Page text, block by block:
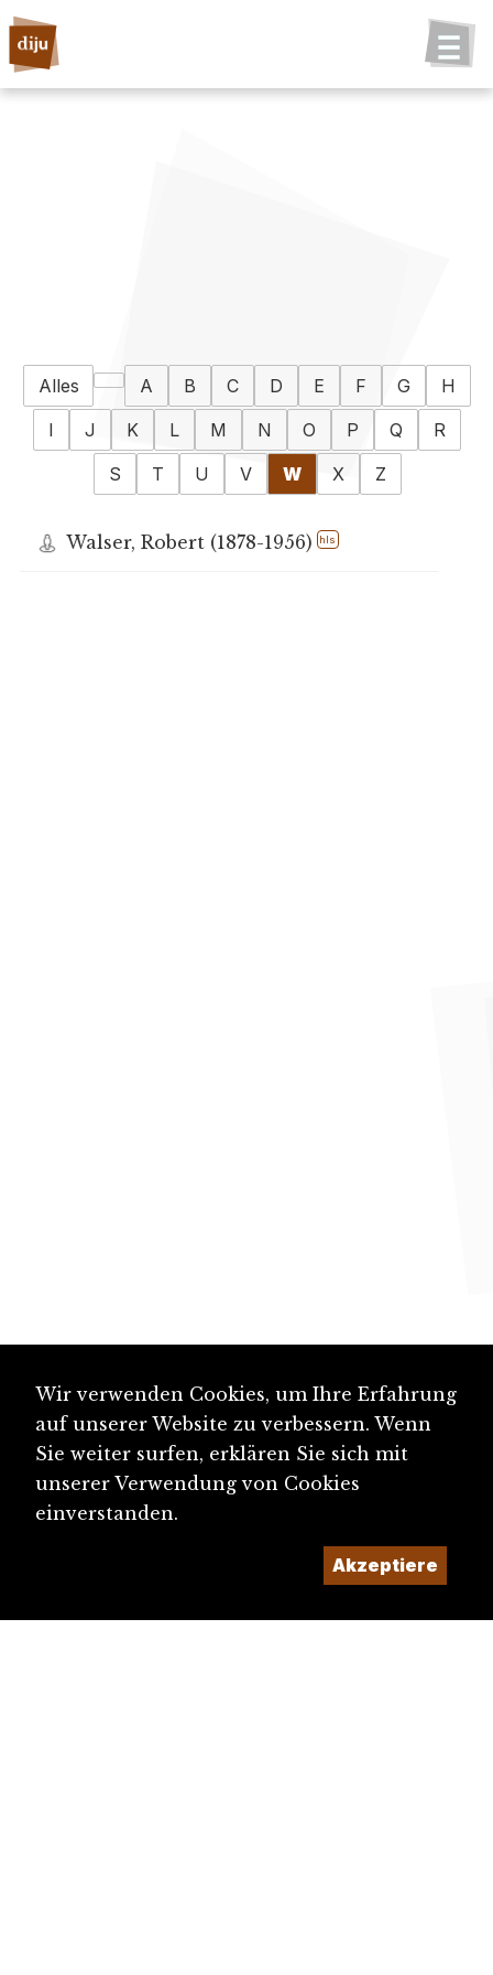
Alles A B C D E F G
H
I
J K L M N O P Q
R
S
T U V W X Z
Walser, Robert (1878-1956) hls
Wir verwenden Cookies, um Ihre Erfahrung
auf unserer Website zu verbessern. Wenn
Sie weiter surfen, erklären Sie sich mit
unserer Verwendung von Cookies
einverstanden.
Akzeptiere